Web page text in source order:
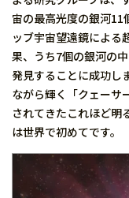
宙の最高光度の銀河11
ッブ宇宙望遠鏡による
果、うち7個の銀河の
発見することに成功し
ながら輝く「クェーサ
されてきたこれほど明
は世界で初めてです。